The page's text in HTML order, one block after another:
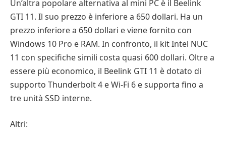
Un’altra popolare alternativa al mini PC è il Beelink
GTI 11. Il suo prezzo è inferiore a 650 dollari. Ha un
prezzo inferiore a 650 dollari e viene fornito con
Windows 10 Pro e RAM. In confronto, il kit Intel NUC
11 con specifiche simili costa quasi 600 dollari. Oltre a
essere più economico, il Beelink GTI 11 è dotato di
supporto Thunderbolt 4 e Wi-Fi 6 e supporta fino a
tre unità SSD interne.
Altri: